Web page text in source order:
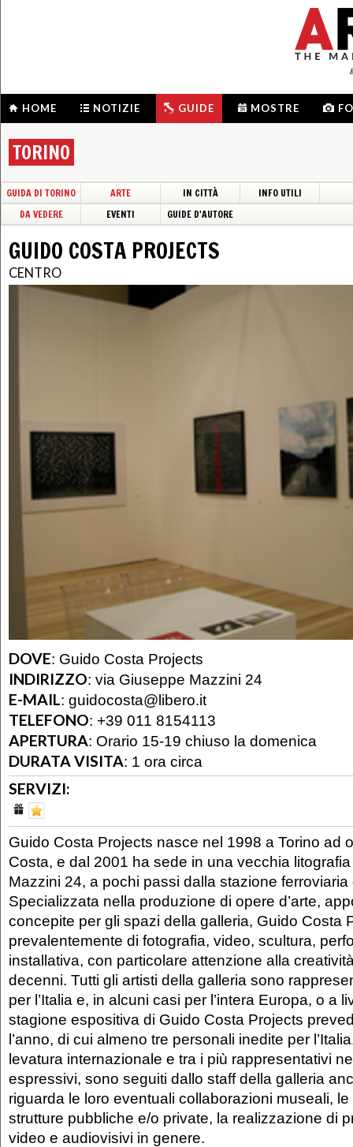
HOME NOTIZIE GUIDE MOSTRE
TORINO
GUIDA DI TORINO ARTE IN CITTÀ
INFO UTILI
DA VEDERE
EVENTI GUIDE D'AUTORE
GUIDO COSTA PROJECTS
CENTRO
DOVE: Guido Costa Projects
INDIRIZZO: via Giuseppe Mazzini 24
E-MAIL: guidocosta@libero.it
TELEFONO: +39 011 8154113
APERTURA: Orario 15-19 chiuso la domenica
DURATA VISITA: 1 ora circa
SERVIZI:
Guido Costa Projects nasce nel 1998 a Torino ad
Costa, e dal 2001 ha sede in una vecchia
Mazzini 24, a pochi passi dalla stazione
Specializzata nella produzione di opere d’arte,
concepite per gli spazi della galleria, Guido Costa
prevalentemente di fotografia, video, scultura,
installativa, con particolare attenzione alla
decenni. Tutti gli artisti della galleria sono
per l’Italia e, in alcuni casi per l’intera Europa, o a
stagione espositiva di Guido Costa Projects
l’anno, di cui almeno tre personali inedite per
levatura internazionale e tra i più rappresentativi
espressivi, sono seguiti dallo staff della galleria
riguarda le loro eventuali collaborazioni museali,
strutture pubbliche e/o private, la realizzazione di
video e audiovisivi in genere.